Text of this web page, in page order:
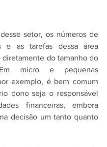
setor, os números de
e as tarefas dessa área
diretamente do tamanho do
micro e pequenas
exemplo, é bem comum
dono seja o responsável
financeiras, embora
decisão um tanto quanto